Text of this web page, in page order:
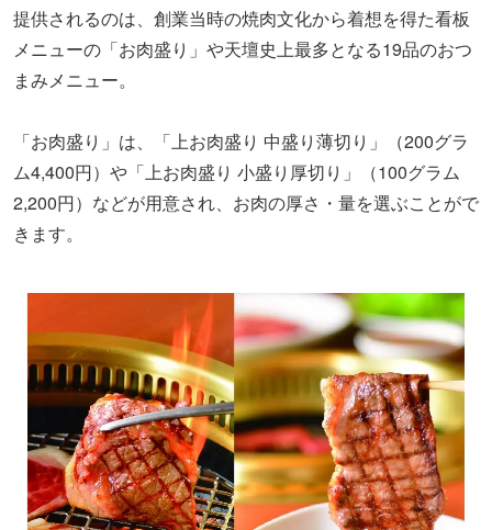
提供されるのは、創業当時の焼肉文化から着想を得た看板
メニューの「お肉盛り」や天壇史上最多となる19品のおつ
まみメニュー。
「お肉盛り」は、「上お肉盛り 中盛り薄切り」（200グラ
ム4,400円）や「上お肉盛り 小盛り厚切り」（100グラム
2,200円）などが用意され、お肉の厚さ・量を選ぶことがで
きます。